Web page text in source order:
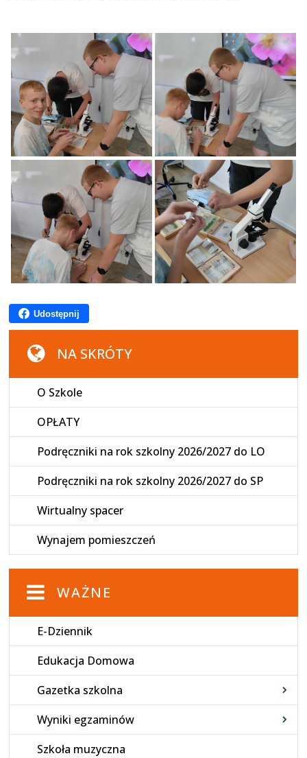
Udostępnij
NA SKRÓTY
O Szkole
OPŁATY
Podręczniki na rok szkolny 2026/2027 do LO
Podręczniki na rok szkolny 2026/2027 do SP
Wirtualny spacer
Wynajem pomieszczeń
WAŻNE
E-Dziennik
Edukacja Domowa
Gazetka szkolna
Wyniki egzaminów
Szkoła muzyczna